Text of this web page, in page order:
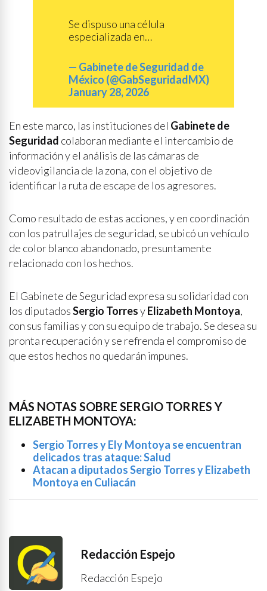
Se dispuso una célula
especializada en…
— Gabinete de Seguridad de
México (@GabSeguridadMX)
January 28, 2026
En este marco, las instituciones del Gabinete de
Seguridad colaboran mediante el intercambio de
información y el análisis de las cámaras de
videovigilancia de la zona, con el objetivo de
identificar la ruta de escape de los agresores.
Como resultado de estas acciones, y en coordinación
con los patrullajes de seguridad, se ubicó un vehículo
de color blanco abandonado, presuntamente
relacionado con los hechos.
El Gabinete de Seguridad expresa su solidaridad con
los diputadosSergio TorresyElizabeth Montoya,
con sus familias y con su equipo de trabajo. Se desea su
pronta recuperación y se refrenda el compromiso de
que estos hechos no quedarán impunes.
MÁS NOTAS SOBRE SERGIO TORRES Y
ELIZABETH MONTOYA:
Sergio Torres y Ely Montoya se encuentran
delicados tras ataque: Salud
Atacan a diputados Sergio Torres y Elizabeth
Montoya en Culiacán
Redacción Espejo
Redacción Espejo